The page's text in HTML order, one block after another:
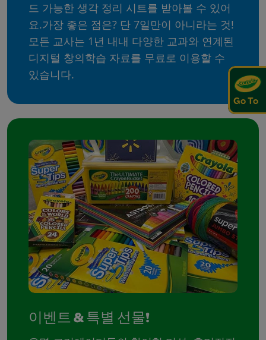
Go To
드 가능한 생각 정리 시트를 받아볼 수 있어
요.가장 좋은 점은? 단 7일만이 아니라는 것!
모든 교사는 1년 내내 다양한 교과와 연계된
디지털 창의학습 자료를 무료로 이용할 수
있습니다.
이벤트 & 특별 선물!